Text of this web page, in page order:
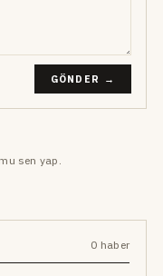
GÖNDER →
sen yap.
0 haber